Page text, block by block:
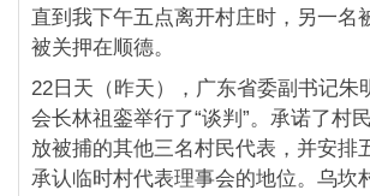
直到我下午五点离开村庄时，另一
被关押在顺德。
22日天（昨天），广东省委副书记
会长林祖銮举行了“谈判”。承诺了村
放被捕的其他三名村民代表，并安
承认临时村代表理事会的地位。乌坎